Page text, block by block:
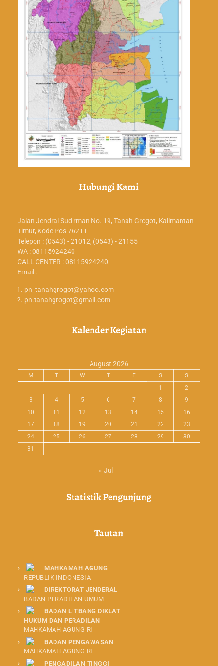
Hubungi Kami
Jalan Jendral Sudirman No. 19, Tanah Grogot, Kalimantan
Timur, Kode Pos 76211
Telepon : (0543) - 21012, (0543) - 21155
WA : 08115924240
CALL CENTER : 08115924240
Email :
pn_tanahgrogot@yahoo.com
pn.tanahgrogot@gmail.com
Kalender Kegiatan
August 2026
M T W T F S
S
1
2
3
4 5 6 7 8
9
10
11 12 13 14 15
16
17
18 19 20 21 22
23
24
25 26 27 28 29
30
31
« Jul
Statistik Pengunjung
Tautan
MAHKAMAH AGUNG
REPUBLIK INDONESIA
DIREKTORAT JENDERAL
BADAN PERADILAN UMUM
BADAN LITBANG DIKLAT
HUKUM DAN PERADILAN
MAHKAMAH AGUNG RI
BADAN PENGAWASAN
MAHKAMAH AGUNG RI
PENGADILAN TINGGI